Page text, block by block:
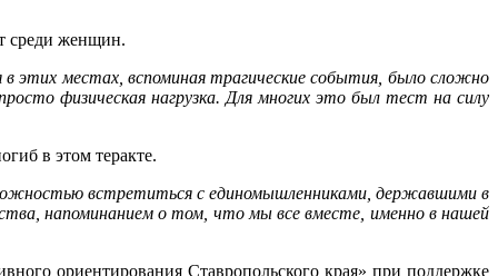
среди женщин.
в этих местах, вспоминая трагические события, было сложно
физическая нагрузка. Для многих это был тест на силу
в этом теракте.
встретиться с единомышленниками, державшими в
напоминанием о том, что мы все вместе, именно в нашей
ориентирования Ставропольского края» при поддержке